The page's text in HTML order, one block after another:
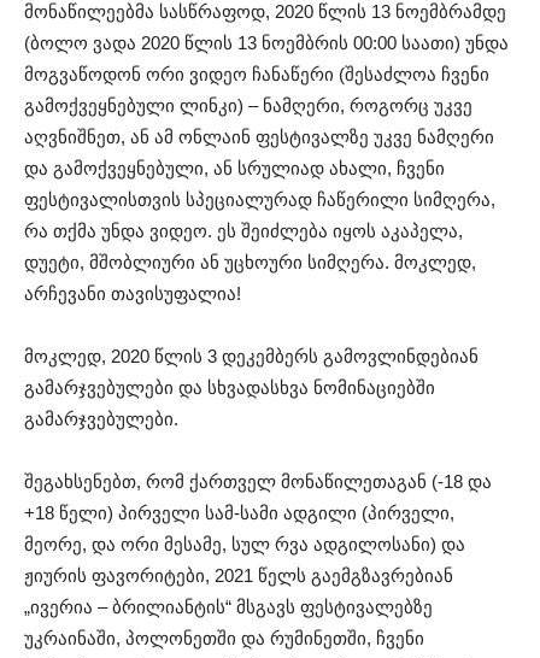
მონაწილეებმა სასწრაფოდ, 2020 წლის 13 ნოემბრამდე
(ბოლო ვადა 2020 წლის 13 ნოემბრის 00:00 საათი) უნდა
მოგვაწოდონ ორი ვიდეო ჩანაწერი (შესაძლოა ჩვენი
გამოქვეყნებული ლინკი) – ნამღერი, როგორც უკვე
აღვნიშნეთ, ან ამ ონლაინ ფესტივალზე უკვე ნამღერი
და გამოქვეყნებული, ან სრულიად ახალი, ჩვენი
ფესტივალისთვის სპეციალურად ჩაწერილი სიმღერა,
რა თქმა უნდა ვიდეო. ეს შეიძლება იყოს აკაპელა,
დუეტი, მშობლიური ან უცხოური სიმღერა. მოკლედ,
არჩევანი თავისუფალია!
მოკლედ, 2020 წლის 3 დეკემბერს გამოვლინდებიან
გამარჯვებულები და სხვადასხვა ნომინაციებში
გამარჯვებულები.
შეგახსენებთ, რომ ქართველ მონაწილეთაგან (-18 და
+18 წელი) პირველი სამ-სამი ადგილი (პირველი,
მეორე, და ორი მესამე, სულ რვა ადგილოსანი) და
ჟიურის ფავორიტები, 2021 წელს გაემგზავრებიან
„ივერია – ბრილიანტის“ მსგავს ფესტივალებზე
უკრაინაში, პოლონეთში და რუმინეთში, ჩვენი